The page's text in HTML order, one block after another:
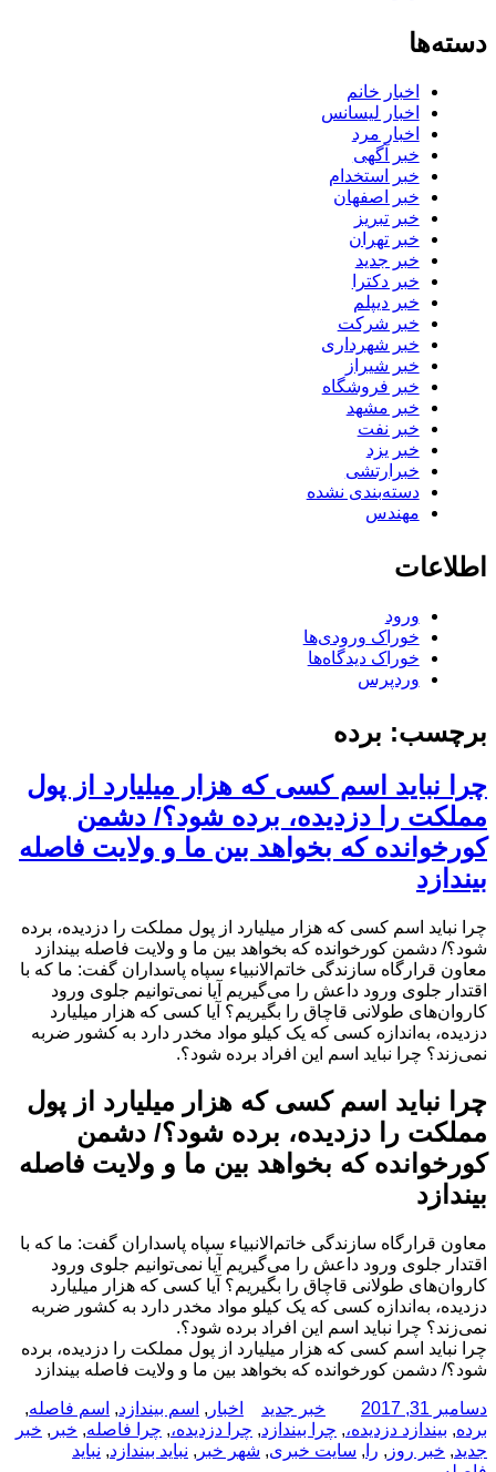
دسته‌ها
اخبار خانم
اخبار لیسانس
اخبار مرد
خبر آگهی
خبر استخدام
خبر اصفهان
خبر تبریز
خبر تهران
خبر جدید
خبر دکترا
خبر دیپلم
خبر شرکت
خبر شهرداری
خبر شیراز
خبر فروشگاه
خبر مشهد
خبر نفت
خبر یزد
خبرارتشی
دسته‌بندی نشده
مهندس
اطلاعات
ورود
خوراک ورودی‌ها
خوراک دیدگاه‌ها
وردپرس
برچسب: برده
چرا نباید اسم کسی که هزار میلیارد از پول
مملکت را دزدیده، برده شود؟/ دشمن
کورخوانده که بخواهد بین ما و ولایت فاصله
بیندازد
چرا نباید اسم کسی که هزار میلیارد از پول مملکت را دزدیده، برده
شود؟/ دشمن کورخوانده که بخواهد بین ما و ولایت فاصله بیندازد
معاون قرارگاه سازندگی خاتم‌الانبیاء سپاه پاسداران گفت: ما که با
اقتدار جلوی ورود داعش را می‌گیریم آیا نمی‌توانیم جلوی ورود
کاروان‌های طولانی قاچاق را بگیریم؟ آیا کسی که هزار میلیارد
دزدیده، به‌اندازه کسی که یک کیلو مواد مخدر دارد به کشور ضربه
نمی‌زند؟ چرا نباید اسم این افراد برده شود؟.
چرا نباید اسم کسی که هزار میلیارد از پول
مملکت را دزدیده، برده شود؟/ دشمن
کورخوانده که بخواهد بین ما و ولایت فاصله
بیندازد
معاون قرارگاه سازندگی خاتم‌الانبیاء سپاه پاسداران گفت: ما که با
اقتدار جلوی ورود داعش را می‌گیریم آیا نمی‌توانیم جلوی ورود
کاروان‌های طولانی قاچاق را بگیریم؟ آیا کسی که هزار میلیارد
دزدیده، به‌اندازه کسی که یک کیلو مواد مخدر دارد به کشور ضربه
نمی‌زند؟ چرا نباید اسم این افراد برده شود؟.
چرا نباید اسم کسی که هزار میلیارد از پول مملکت را دزدیده، برده
شود؟/ دشمن کورخوانده که بخواهد بین ما و ولایت فاصله بیندازد
ارسال
شده
در
دسامبر 31, 2017 نویسنده
دسته‌ها
خبر جدید برچسب‌ها
اخبار , اسم بیندازد, اسم فاصله,
برده, بیندازد دزدیده،, چرا بیندازد, چرا دزدیده،, چرا فاصله, خبر , خبر
جدید, خبر روز , را , سایت خبری, شهر خبر , نباید بیندازد, نباید